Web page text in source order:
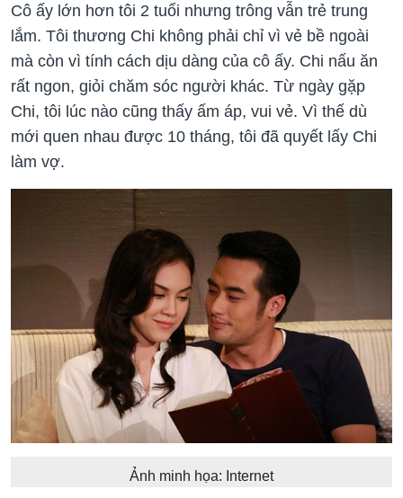
Cô ấy lớn hơn tôi 2 tuổi nhưng trông vẫn trẻ trung
lắm. Tôi thương Chi không phải chỉ vì vẻ bề ngoài
mà còn vì tính cách dịu dàng của cô ấy. Chi nấu ăn
rất ngon, giỏi chăm sóc người khác. Từ ngày gặp
Chi, tôi lúc nào cũng thấy ấm áp, vui vẻ. Vì thế dù
mới quen nhau được 10 tháng, tôi đã quyết lấy Chi
làm vợ.
Ảnh minh họa: Internet